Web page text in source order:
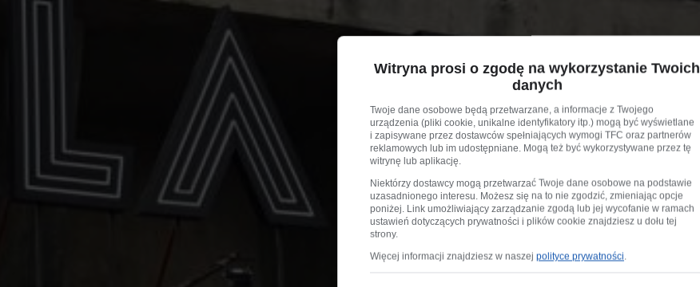
Witryna prosi o zgodę na wykorzystanie Twoich
danych
Twoje dane osobowe będą przetwarzane, a informacje z Twojego
urządzenia (pliki cookie, unikalne identyfikatory itp.) mogą być wyświetlane
i zapisywane przez dostawców spełniających wymogi TFC oraz partnerów
reklamowych lub im udostępniane. Mogą też być wykorzystywane przez tę
witrynę lub aplikację.
Niektórzy dostawcy mogą przetwarzać Twoje dane osobowe na podstawie
uzasadnionego interesu. Możesz się na to nie zgodzić, zmieniając opcje
poniżej. Link umożliwiający zarządzanie zgodą lub jej wycofanie w ramach
ustawień dotyczących prywatności i plików cookie znajdziesz u dołu tej
strony.
Więcej informacji znajdziesz w naszej polityce prywatności.